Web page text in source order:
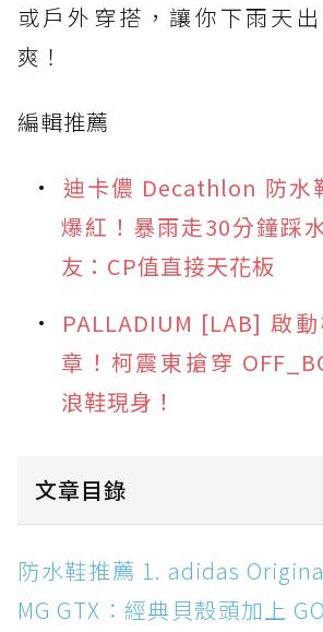
或戶外穿搭，讓你下雨天
爽！
編輯推薦
迪卡儂 Decathlon 防水
爆紅！暴雨走30分鐘踩
友：CP值直接天花板
PALLADIUM [LAB] 啟
章！柯震東搶穿
浪鞋現身！
文章目錄
防水鞋推薦 1. adidas
MG GTX：經典貝殼頭加上
頭穿搭神鞋
防水鞋推薦 1. adidas
MG GTX：經典貝殼頭加上